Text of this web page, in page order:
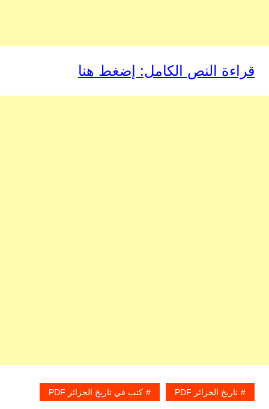
قراءة النص الكامل: إضغط هنا
تاريخ الجزائر PDF كتب في تاريخ الجزائر PDF